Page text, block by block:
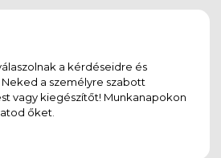
a kérdéseidre és
a személyre szabott
vagy kiegészítőt! Munkanapokon
őket.